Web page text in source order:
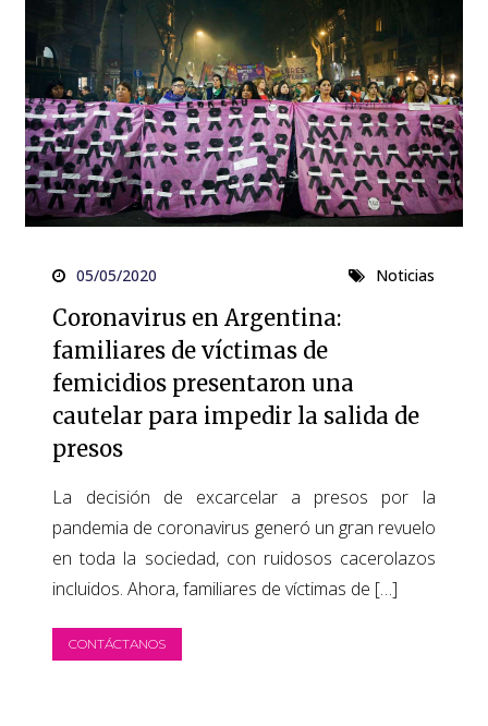
05/05/2020 Noticias
Coronavirus en Argentina:
familiares de víctimas de
femicidios presentaron una
cautelar para impedir la salida de
presos
La decisión de excarcelar a presos por la
pandemia de coronavirus generó un gran revuelo
en toda la sociedad, con ruidosos cacerolazos
incluidos. Ahora, familiares de víctimas de […]
CONTÁCTANOS